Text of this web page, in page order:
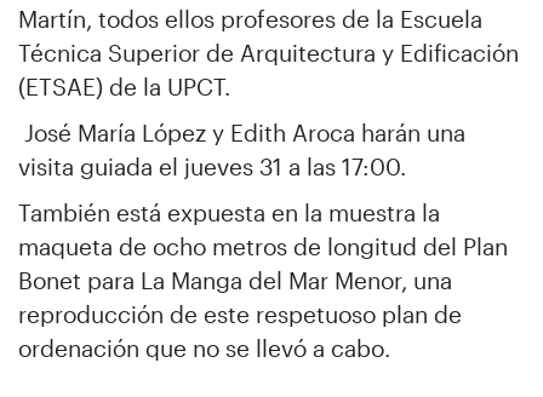
Martín, todos ellos profesores de la Escuela
Técnica Superior de Arquitectura y Edificación
(ETSAE) de la UPCT.
José María López y Edith Aroca harán una
visita guiada el jueves 31 a las 17:00.
También está expuesta en la muestra la
maqueta de ocho metros de longitud del Plan
Bonet para La Manga del Mar Menor, una
reproducción de este respetuoso plan de
ordenación que no se llevó a cabo.